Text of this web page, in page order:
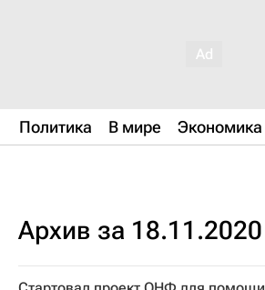
Политика В мире Экономика
Архив за 18.11.2020